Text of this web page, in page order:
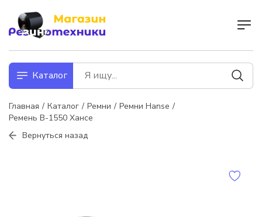
Каталог
Главная Каталог Ремни
Ремни Hanse
Ремень В-1550 Хансе
Вернуться назад